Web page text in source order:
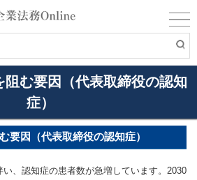
阻む要因（代表取締役の認知
症）
要因（代表取締役の認知症）
、認知症の患者数が急増しています。2030